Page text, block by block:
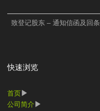
致登记股东 – 通知信函及回条
快速浏览
首页
公司简介